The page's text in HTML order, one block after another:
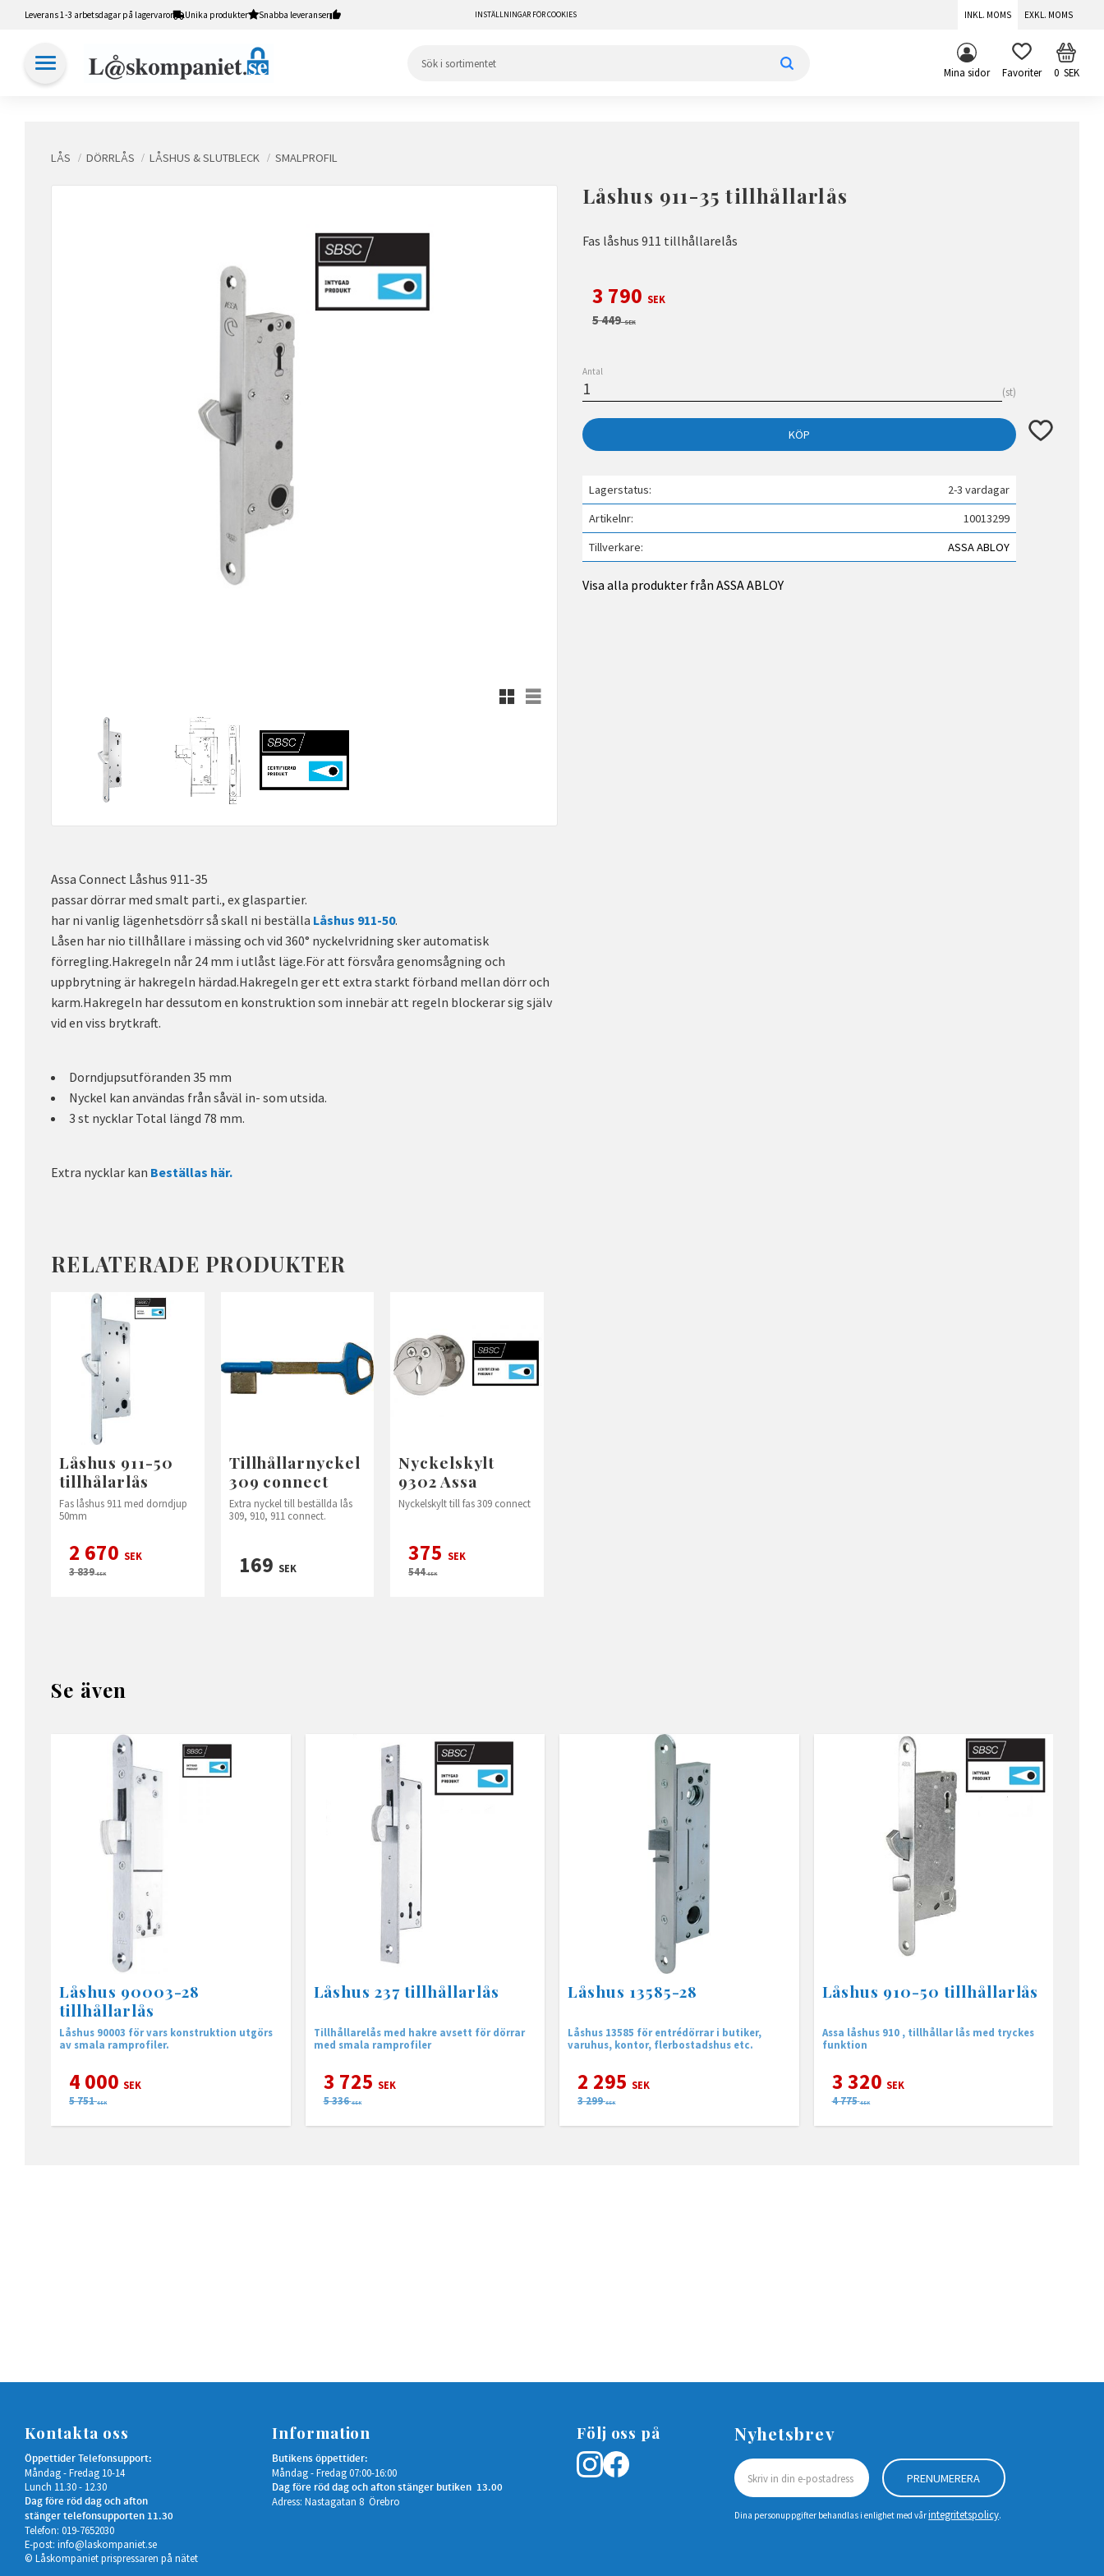
Leverans 1-3 arbetsdagar på lagervaror Unika produkter Snabba leveranser INSTÄLLNINGAR FÖR COOKIES INKL. MOMS EXKL. MOMS
Mina sidor FAVORITER 0SEK
LÅS DÖRRLÅS LÅSHUS & SLUTBLECK SMALPROFIL
Låshus 911-35 tillhållarlås
Fas låshus 911 tillhållarelås
Rutnätsvy
Listvy
Nedsatt pris:
3 790 SEK
Ordinarie pris:
5 449SEK
Antal
st
KÖP Lägg till i
Lagerstatus
2-3 vardagar
Artikelnr
10013299
Tillverkare
ASSA ABLOY
Visa alla produkter från ASSA ABLOY
Assa Connect Låshus 911-35
passar dörrar med smalt parti., ex glaspartier.
har ni vanlig lägenhetsdörr så skall ni beställa Låshus 911-50.
Låsen har nio tillhållare i mässing och vid 360° nyckelvridning sker automatisk
förregling.Hakregeln når 24 mm i utlåst läge.För att försvåra genomsågning och
uppbrytning är hakregeln härdad.Hakregeln ger ett extra starkt förband mellan dörr och
karm.Hakregeln har dessutom en konstruktion som innebär att regeln blockerar sig själv
vid en viss brytkraft.
Dorndjupsutföranden 35 mm
Nyckel kan användas från såväl in- som utsida.
3 st nycklar Total längd 78 mm.
Extra nycklar kan Beställas här.
RELATERADE PRODUKTER
Låshus 911-50
tillhålarlås
Fas låshus 911 med dorndjup
50mm
2 670 SEK
3 839SEK
Tillhållarnyckel
309 connect
Extra nyckel till beställda lås
309, 910, 911 connect.
169 SEK
Nyckelskylt
9302 Assa
Nyckelskylt till fas 309 connect
375 SEK
544SEK
Se även
Låshus 90003-28
tillhållarlås
Låshus 90003 för vars konstruktion utgörs
av smala ramprofiler.
4 000 SEK
5 751 SEK
Låshus 237 tillhållarlås
Tillhållarelås med hakre avsett för dörrar
med smala ramprofiler
3 725 SEK
5 336 SEK
Låshus 13585-28
Låshus 13585 för entrédörrar i butiker,
varuhus, kontor, flerbostadshus etc.
2 295 SEK
3 299 SEK
Låshus 910-50 tillhållarlås
Assa låshus 910 , tillhållar lås med tryckes
funktion
3 320 SEK
4 775 SEK
Kontakta oss
Öppettider Telefonsupport:
Måndag - Fredag 10-14
Lunch 11.30 - 12.30
Dag före röd dag och afton
stänger telefonsupporten 11.30
Telefon: 019-7652030
E-post: info@laskompaniet.se
© Låskompaniet prispressaren på nätet
Information
Butikens öppettider:
Måndag - Fredag 07:00-16:00
Dag före röd dag och afton stänger butiken 13.00
Adress: Nastagatan 8 Örebro
Följ oss på Nyhetsbrev
PRENUMERERA
Dina personuppgifter behandlas i enlighet med vårintegritetspolicy.